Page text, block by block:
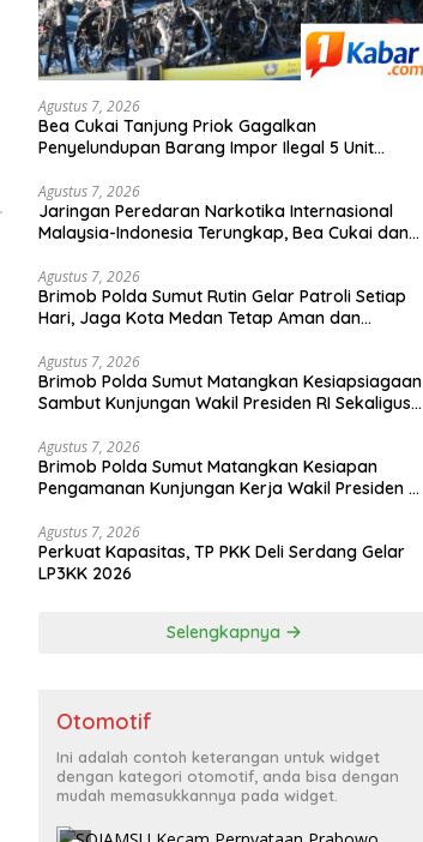
Agustus 7, 2026
Bea Cukai Tanjung Priok Gagalkan
Penyelundupan Barang Impor Ilegal 5 Unit
Unit Frame Rangka Bekas Asal Tiongkok
Agustus 7, 2026
Jaringan Peredaran Narkotika Internasional
Malaysia-Indonesia Terungkap, Bea Cukai dan
Pil Ekstasi
Agustus 7, 2026
Brimob Polda Sumut Rutin Gelar Patroli Setiap
Hari, Jaga Kota Medan Tetap Aman dan
Agustus 7, 2026
Brimob Polda Sumut Matangkan Kesiapsiagaan
Sambut Kunjungan Wakil Presiden RI Sekaligus
Agustus 7, 2026
Brimob Polda Sumut Matangkan Kesiapan
Pengamanan Kunjungan Kerja Wakil Presiden RI
Agustus 7, 2026
Perkuat Kapasitas, TP PKK Deli Serdang Gelar
LP3KK 2026
Selengkapnya
Otomotif
Ini adalah contoh keterangan untuk widget
dengan kategori otomotif, anda bisa dengan
mudah memasukkannya pada widget.